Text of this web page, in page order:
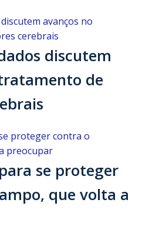
discutem
de
se proteger
que volta a